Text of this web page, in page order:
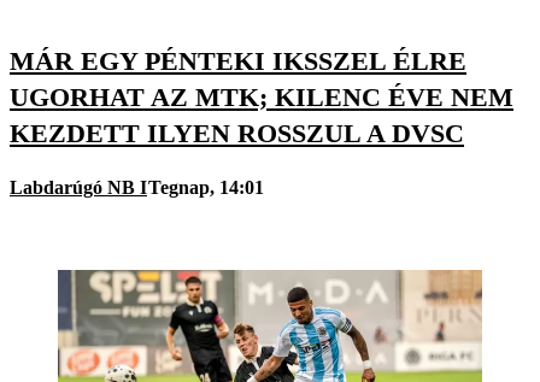
MÁR EGY PÉNTEKI IKSSZEL ÉLRE
UGORHAT AZ MTK; KILENC ÉVE NEM
KEZDETT ILYEN ROSSZUL A DVSC
Labdarúgó NB ITegnap, 14:01